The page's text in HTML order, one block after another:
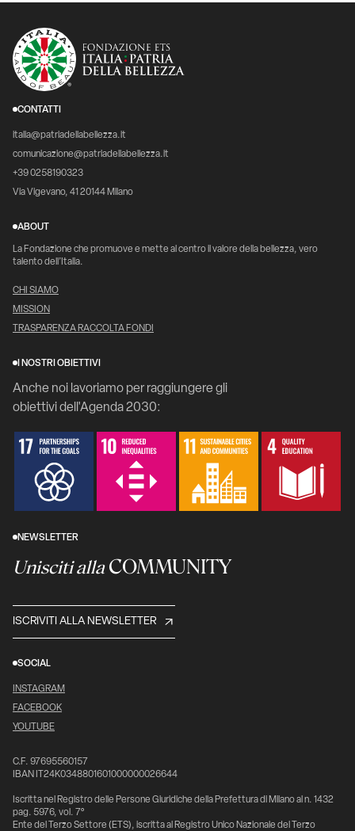
CONTATTI
italia@patriadellabellezza.it
comunicazione@patriadellabellezza.it
+39 0258190323
Via Vigevano, 41 20144 Milano
ABOUT
La Fondazione che promuove e mette al centro il valore della bellezza, vero
talento dell’Italia.
CHI SIAMO
MISSION
TRASPARENZA RACCOLTA FONDI
I NOSTRI OBIETTIVI
Anche noi lavoriamo per raggiungere gli
obiettivi dell'Agenda 2030:
NEWSLETTER
Unisciti allaCOMMUNITY
ISCRIVITI ALLA NEWSLETTER
SOCIAL
INSTAGRAM
FACEBOOK
YOUTUBE
C.F. 97695560157
IBAN IT24K0348801601000000026644
Iscritta nel Registro delle Persone Giuridiche della Prefettura di Milano al n. 1432
pag. 5976, vol. 7°
Ente del Terzo Settore (ETS), iscritta al Registro Unico Nazionale del Terzo